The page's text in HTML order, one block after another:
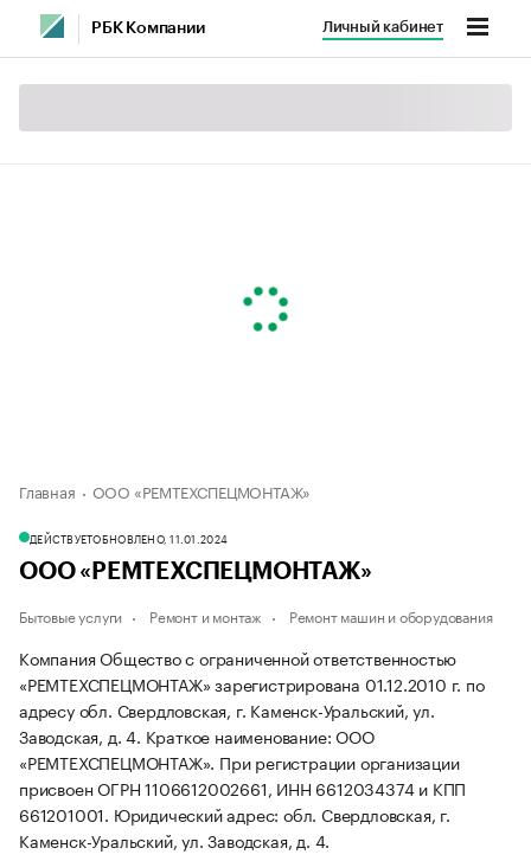
РБК Компании Личный кабинет
Главная ООО «РЕМТЕХСПЕЦМОНТАЖ»
ДЕЙСТВУЕТОБНОВЛЕНО, 11.01.2024
ООО «РЕМТЕХСПЕЦМОНТАЖ»
Бытовые услуги Ремонт и монтаж Ремонт машин и оборудования
Компания Общество с ограниченной ответственностью
«РЕМТЕХСПЕЦМОНТАЖ» зарегистрирована 01.12.2010 г. по
адресу обл. Свердловская, г. Каменск-Уральский, ул.
Заводская, д. 4. Краткое наименование: ООО
«РЕМТЕХСПЕЦМОНТАЖ». При регистрации организации
присвоен ОГРН 1106612002661, ИНН 6612034374 и КПП
661201001. Юридический адрес: обл. Свердловская, г.
Каменск-Уральский, ул. Заводская, д. 4.